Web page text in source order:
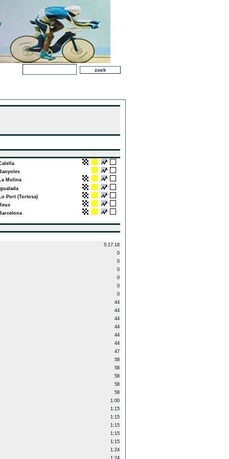
Molina
Port (Tortosa)
5:17:18
0
0
0
0
0
0
44
44
44
44
44
44
47
58
58
58
58
58
1:00
1:15
1:15
1:15
1:15
1:15
1:24